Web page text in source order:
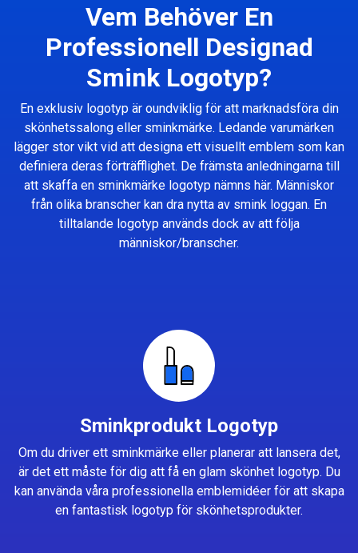
Vem Behöver En
Professionell Designad
Smink Logotyp?
En exklusiv logotyp är oundviklig för att marknadsföra din
skönhetssalong eller sminkmärke. Ledande varumärken
lägger stor vikt vid att designa ett visuellt emblem som kan
definiera deras förträfflighet. De främsta anledningarna till
att skaffa en sminkmärke logotyp nämns här. Människor
från olika branscher kan dra nytta av smink loggan. En
tilltalande logotyp används dock av att följa
människor/branscher.
Sminkprodukt Logotyp
Om du driver ett sminkmärke eller planerar att lansera det,
är det ett måste för dig att få en glam skönhet logotyp. Du
kan använda våra professionella emblemidéer för att skapa
en fantastisk logotyp för skönhetsprodukter.